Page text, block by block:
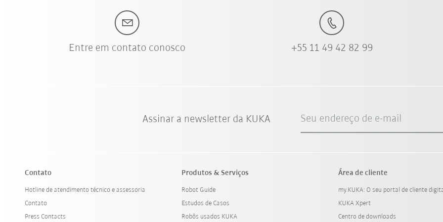
Entre em contato conosco +55 11 49 42 82 99
Assinar a newsletter da KUKA Seu endereço de e-mail
Contato
Hotline de atendimento técnico e assessoria
Contato
Press Contacts
Produtos & Serviços
Robot Guide
Estudos de Casos
Robôs usados KUKA
Área de cliente
my.KUKA: O seu portal de cliente
KUKA Xpert
Centro de downloads